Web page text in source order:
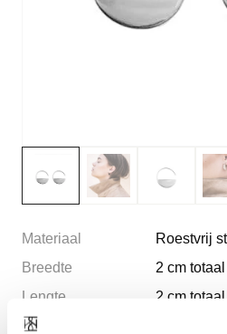
Materiaal
Roestvrij
Breedte
2 cm totaal
Lengte
2 cm totaal
Vorm
ronde